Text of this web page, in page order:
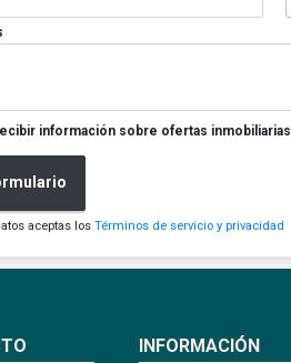
información sobre ofertas inmobiliarias
aceptas losTérminos de servicio y privacidad
INFORMACIÓN